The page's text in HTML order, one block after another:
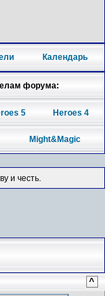
Календарь
форума:
5 Heroes 4
Might&Magic
и честь.
^